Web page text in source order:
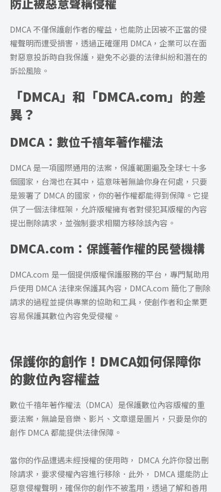
DMCA 不僅保護創作者的權益，也能防止因被不正當的侵
權聲明而遭受損害，透過正確運用 DMCA，企業可以在面
對惡意投訴時自我保護，避免不必要的法律糾紛和潛在的
訴訟風險。
「DMCA」和「DMCA.com」的差
異？
DMCA：數位千禧年著作權法
DMCA 是一項國際通用的法案，保護範圍遍及全球七十多
個國家，台灣也在其中，這意味著無論你身在何處，只要
是簽署了 DMCA 的國家，你的著作權都能得到保障。它提
供了一個法律框架，允許版權擁有者對侵犯其版權的內容
提出刪除請求，並強制要求相關方移除該內容。
DMCA.com：保護著作權的民營機構
DMCA.com 是一個提供版權保護服務的平台，專門幫助用
戶使用 DMCA 法律來保護其內容，DMCA.com 簡化了刪除
請求的過程並提供專業的協助和工具，使創作者和企業更
容易保護其數位內容免受侵權。
保護你的創作！DMCA如何保障你
的數位內容權益
數位千禧年著作權法（DMCA）是保護數位內容版權的重
要法案，無論是音樂、影片、文章還是圖片，只要是你的
創作 DMCA 都能提供法律保障。
當你的作品遭遇未經授權的使用時， DMCA 允許你發出刪
除請求，要求侵權內容進行移除．此外， DMCA 還能防止
惡意侵權聲明，確保你的創作不被濫用，透過了解和善用